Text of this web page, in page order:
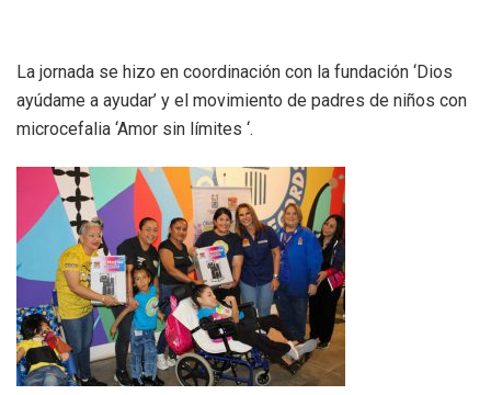
La jornada se hizo en coordinación con la fundación ‘Dios
ayúdame a ayudar’ y el movimiento de padres de niños con
microcefalia ‘Amor sin límites ‘.